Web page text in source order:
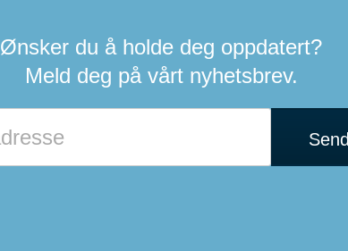
Ønsker du å holde deg oppdatert?
Meld deg på vårt nyhetsbrev.
Send